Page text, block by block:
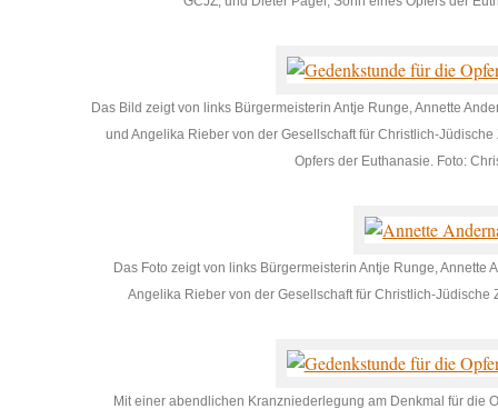
Das Bild zeigt von links Bürgermeisterin Antje Runge, Annette
und Angelika Rieber von der Gesellschaft für Christlich-
Opfers der Euthanasie. Foto:
Das Foto zeigt von links Bürgermeisterin Antje Runge, Annette
Angelika Rieber von der Gesellschaft für Christlich-
Mit einer abendlichen Kranzniederlegung am Denkmal für die